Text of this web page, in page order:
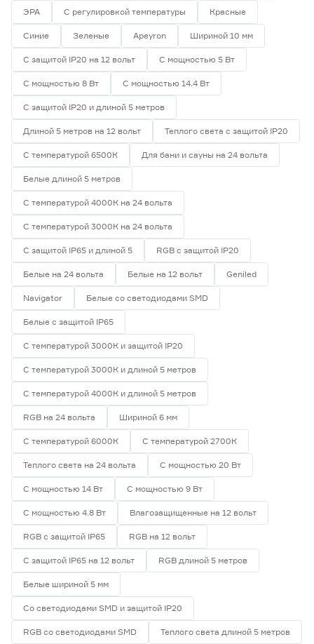
Ширина (мм)
5 6
10 12
Ещё 1
Напряжение (В)
5 12 24
230
Мощность (Вт/м)
8 12 14,4
5 7
Ещё 11
Индекс цветопередачи (Ra)
70
82 90
Тип светодиода
SMD2835
SMD3535 СОВ
SMD5050
СОВ
Марка
Apeyron
IEK
Navigator
Smartbuy
0
Страна производства
Китай 6
ЭРА С регулировкой температуры Красные
Синие Зеленые Apeyron Шириной 10 мм
С защитой IP20 на 12 вольт С мощностью 5 Вт
С мощностью 8 Вт С мощностью 14.4 Вт
С защитой IP20 и длиной 5 метров
Длиной 5 метров на 12 вольт Теплого света с защитой IP20
С температурой 6500К Для бани и сауны на 24 вольта
Белые длиной 5 метров
С температурой 4000К на 24 вольта
С температурой 3000К на 24 вольта
С защитой IP65 и длиной 5 RGB с защитой IP20
Белые на 24 вольта Белые на 12 вольт Geniled
Navigator Белые со светодиодами SMD
Белые с защитой IP65
С температурой 3000К и защитой IP20
С температурой 3000К и длиной 5 метров
С температурой 4000К и длиной 5 метров
RGB на 24 вольта Шириной 6 мм
С температурой 6000К С температурой 2700К
Теплого света на 24 вольта С мощностью 20 Вт
С мощностью 14 Вт С мощностью 9 Вт
С мощностью 4.8 Вт Влагозащищенные на 12 вольт
RGB с защитой IP65 RGB на 12 вольт
С защитой IP65 на 12 вольт RGB длиной 5 метров
Белые шириной 5 мм
Со светодиодами SMD и защитой IP20
RGB со светодиодами SMD Теплого света длиной 5 метров